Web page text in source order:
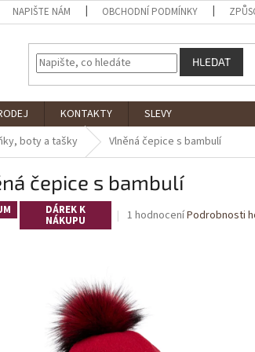
NAPIŠTE NÁM OBCHODNÍ PODMÍNKY
HLEDAT
KONTAKTY
SLEVY
boty a tašky Vlněná čepice s bambulí
čepice s bambulí
DÁREK K
NÁKUPU
Průměrné
z
5
hvězdiček.
1 hodnoceníPodrobnosti